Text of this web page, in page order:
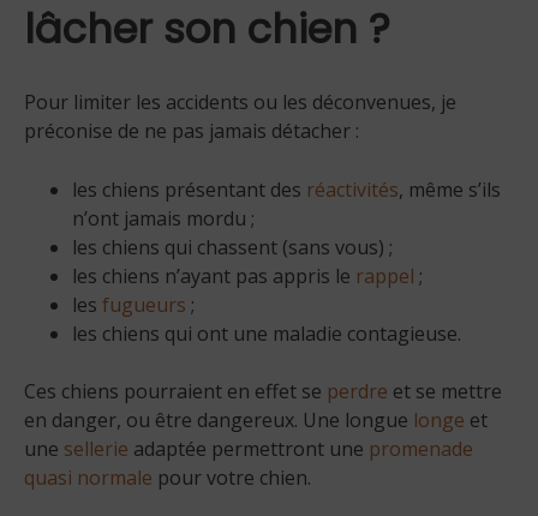
lâcher son chien ?
Pour limiter les accidents ou les déconvenues, je
préconise de ne pas jamais détacher :
les chiens présentant des réactivités, même s’ils
n’ont jamais mordu ;
les chiens qui chassent (sans vous) ;
les chiens n’ayant pas appris le rappel ;
les fugueurs ;
les chiens qui ont une maladie contagieuse.
Ces chiens pourraient en effet se perdre et se mettre
en danger, ou être dangereux. Une longue longe et
une sellerie adaptée permettront une promenade
quasi normale pour votre chien.